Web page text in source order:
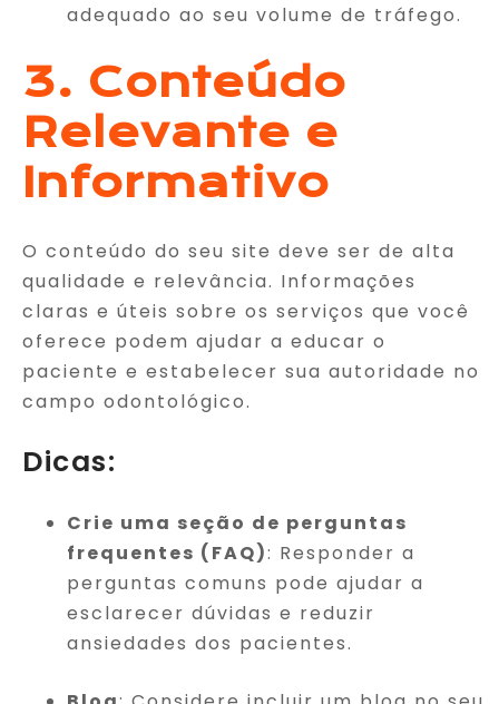
adequado ao seu volume de tráfego.
3. Conteúdo
Relevante e
Informativo
O conteúdo do seu site deve ser de alta
qualidade e relevância. Informações
claras e úteis sobre os serviços que você
oferece podem ajudar a educar o
paciente e estabelecer sua autoridade no
campo odontológico.
Dicas:
Crie uma seção de perguntas
frequentes (FAQ): Responder a
perguntas comuns pode ajudar a
esclarecer dúvidas e reduzir
ansiedades dos pacientes.